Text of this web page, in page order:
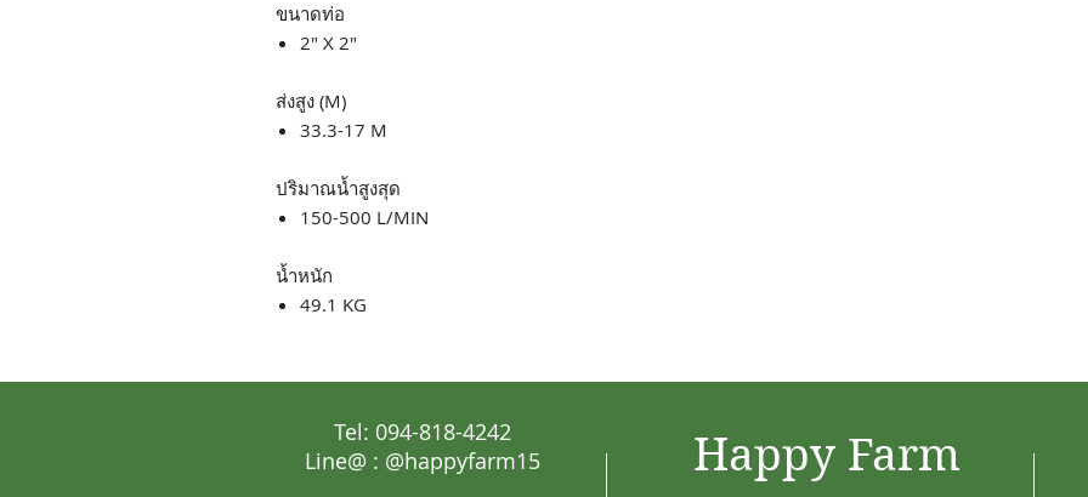
ขนาดท่อ
2" X 2"
ส่งสูง (M)
33.3-17 M
ปริมาณน้ำสูงสุด
150-500 L/MIN
น้ำหนัก
49.1 KG
Tel: 094-818-4242
Line@ : @happyfarm15
Happy Farm